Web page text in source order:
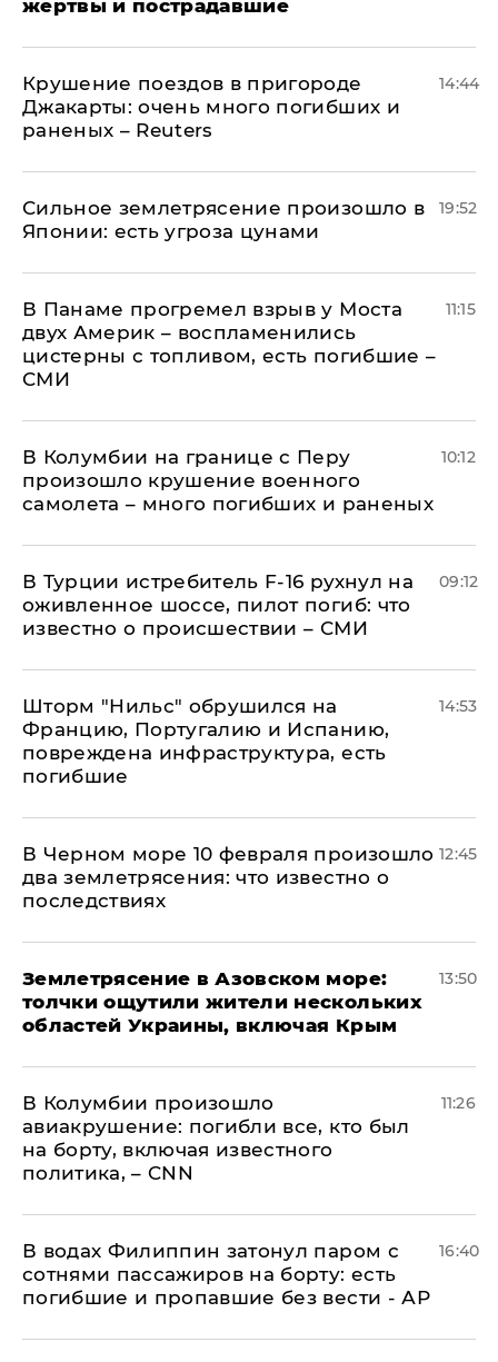
жертвы и пострадавшие
Крушение поездов в пригороде
Джакарты: очень много погибших и
раненых – Reuters
14:44
Сильное землетрясение произошло в
Японии: есть угроза цунами
19:52
В Панаме прогремел взрыв у Моста
двух Америк – воспламенились
цистерны с топливом, есть погибшие –
СМИ
11:15
В Колумбии на границе с Перу
произошло крушение военного
самолета – много погибших и раненых
10:12
В Турции истребитель F-16 рухнул на
оживленное шоссе, пилот погиб: что
известно о происшествии – СМИ
09:12
Шторм "Нильс" обрушился на
Францию, Португалию и Испанию,
повреждена инфраструктура, есть
погибшие
14:53
В Черном море 10 февраля произошло
два землетрясения: что известно о
последствиях
12:45
Землетрясение в Азовском море:
толчки ощутили жители нескольких
областей Украины, включая Крым
13:50
В Колумбии произошло
авиакрушение: погибли все, кто был
на борту, включая известного
политика, – CNN
11:26
В водах Филиппин затонул паром с
сотнями пассажиров на борту: есть
погибшие и пропавшие без вести - АР
16:40